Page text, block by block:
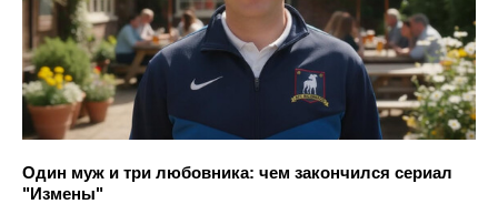
Один муж и три любовника: чем закончился сериал
"Измены"